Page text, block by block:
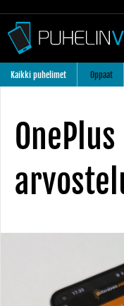
Kaikki puhelimet Oppaat
OnePlus